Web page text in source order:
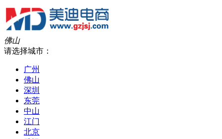
佛山
请选择城市：
广州
佛山
深圳
东莞
中山
江门
北京